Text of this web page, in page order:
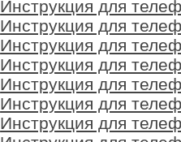
Инструкция для
Инструкция для
Инструкция для
Инструкция для
Инструкция для
Инструкция для
Инструкция для